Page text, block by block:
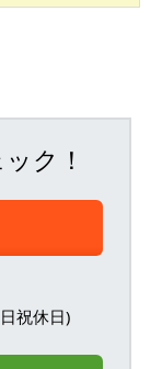
ク！
祝休日)